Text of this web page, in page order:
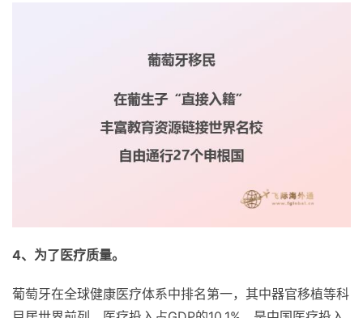
4、为了医疗质量。
葡萄牙在全球健康医疗体系中排名第一，其中器官移植等科